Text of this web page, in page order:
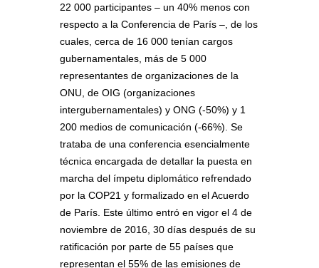
22 000 participantes – un 40% menos con
respecto a la Conferencia de París –, de los
cuales, cerca de 16 000 tenían cargos
gubernamentales, más de 5 000
representantes de organizaciones de la
ONU, de OIG (organizaciones
intergubernamentales) y ONG (-50%) y 1
200 medios de comunicación (-66%). Se
trataba de una conferencia esencialmente
técnica encargada de detallar la puesta en
marcha del ímpetu diplomático refrendado
por la COP21 y formalizado en el Acuerdo
de París. Este último entró en vigor el 4 de
noviembre de 2016, 30 días después de su
ratificación por parte de 55 países que
representan el 55% de las emisiones de